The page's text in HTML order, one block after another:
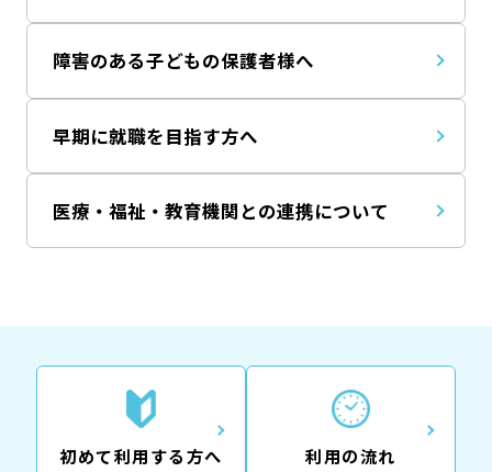
障害のある子どもの保護者様へ
早期に就職を目指す方へ
医療・福祉・教育機関との連携について
初めて利用する方へ 利用の流れ